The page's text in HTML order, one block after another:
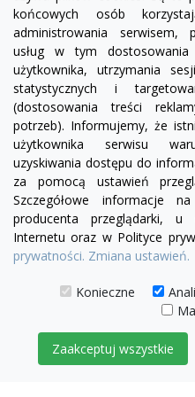
końcowych osób
administrowania serwisem,
usług w tym
użytkownika, utrzymania
statystycznych i
(dostosowania treści
potrzeb). Informujemy, że
użytkownika serwisu
uzyskiwania dostępu do
za pomocą ustawień
Szczegółowe informacje
producenta przeglądarki,
Internetu oraz w Polityce
prywatności. Zmiana ustawień.
Konieczne
Zaakceptuj wszystkie
PRODUKTY
INFORMACJE